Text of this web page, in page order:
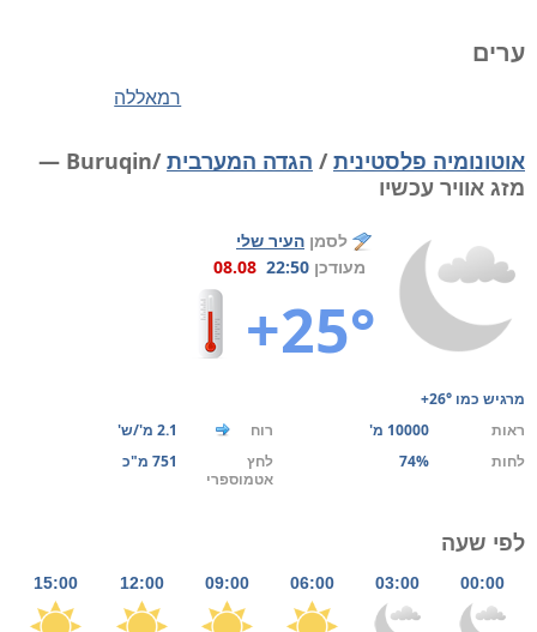
ערים
רמאללה
אוטונומיה פלסטינית/ הגדה המערבית
/Buruqin —
מזג אוויר עכשיו
לסמן העיר שלי
מעודכן 22:50
08.08
+25°
מרגיש כמו +26°
ראות
10000 מ' רוח
2.1 מ'/ש'
לחות
74%
לחץ
אטמוספרי
751 מ"כ
לפי שעה
00:00
03:00
06:00
09:00
12:00
15:00